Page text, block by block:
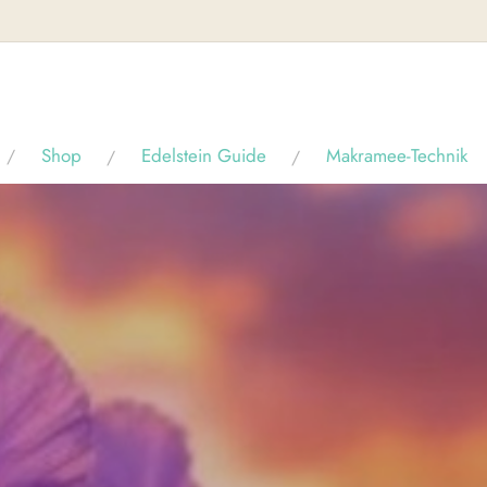
Shop Edelstein Guide Makramee-Technik